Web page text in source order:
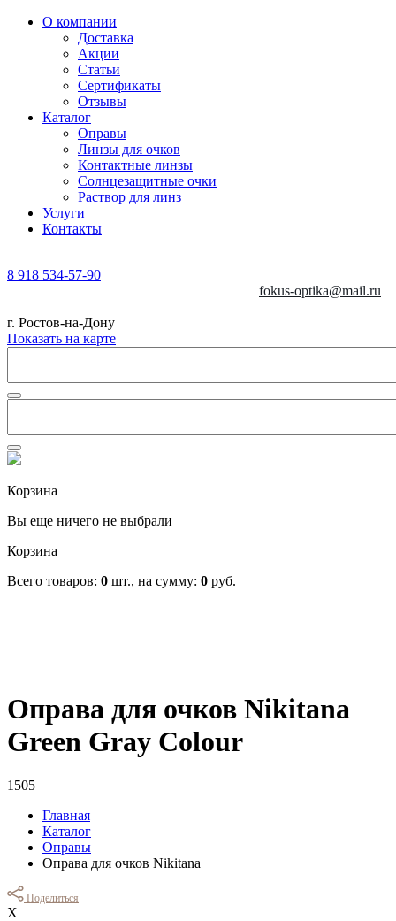
О компании
Доставка
Акции
Статьи
Сертификаты
Отзывы
Каталог
Оправы
Линзы для очков
Контактные линзы
Солнцезащитные очки
Раствор для линз
Услуги
Контакты
8 918 534-57-90
fokus-optika@mail.ru
г. Ростов-на-Дону
Показать на карте
Корзина
Вы еще ничего не выбрали
Корзина
Всего товаров: 0 шт., на сумму: 0 руб.
Оправа для очков Nikitana
Green Gray Colour
1505
Главная
Каталог
Оправы
Оправа для очков Nikitana
Поделиться
Х